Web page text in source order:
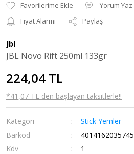
Yorum Yaz
Fiyat Alarmı
Paylaş
Jbl
JBL Novo Rift 250ml 133gr
224,04 TL
*41,07 TL den başlayan taksitlerle!!
Kategori
Stick Yemler
Barkod
4014162035745
Kdv
1